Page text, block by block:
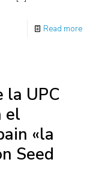
Read more
la UPC
el
«la
Seed